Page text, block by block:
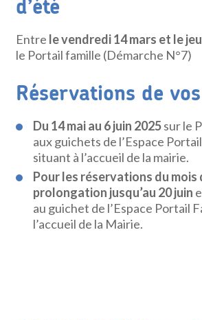
d’été
Entre le vendredi 14 mars et le
le Portail famille (Démarche N°7)
Réservations de
Du 14 mai au 6 juin 2025sur le
aux guichets de l’Espace
situant à l’accueil de la mairie.
Pour les réservations du mois
prolongation jusqu’au 20 juin
au guichet de l’Espace Portail
l’accueil de la Mairie.